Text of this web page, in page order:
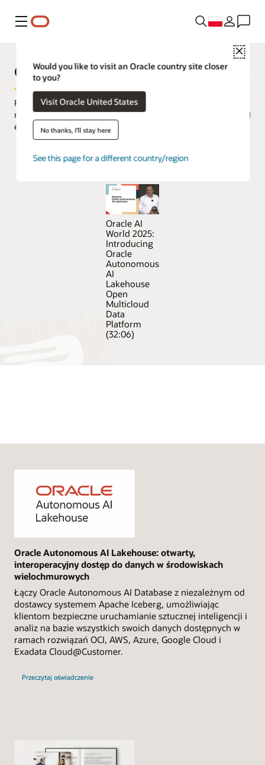
Menu
Close
Would you like to visit an Oracle country site closer
to you?
Visit Oracle United States
No thanks, I'll stay here
See this page for a different country/region
Oracle Autonomous AI Lakehouse
Run AI on all your data in a simple, secure, and pay-per-use
manner, using the best of open source data lake technologies and
enterprise data warehouse capabilities.
Try Oracle Autonomous AI Lakehouse for free
Oracle AI
World 2025:
Introducing
Oracle
Autonomous
AI
Lakehouse
Open
Multicloud
Data
Platform
(32:06)
Oracle Autonomous AI Lakehouse: otwarty,
interoperacyjny dostęp do danych w środowiskach
wielochmurowych
Łączy Oracle Autonomous AI Database z niezależnym od
dostawcy systemem Apache Iceberg, umożliwiając
klientom bezpieczne uruchamianie sztucznej inteligencji i
analiz na bazie wszystkich swoich danych dostępnych w
ramach rozwiązań OCI, AWS, Azure, Google Cloud i
Exadata Cloud@Customer.
Przeczytaj oświadczenie